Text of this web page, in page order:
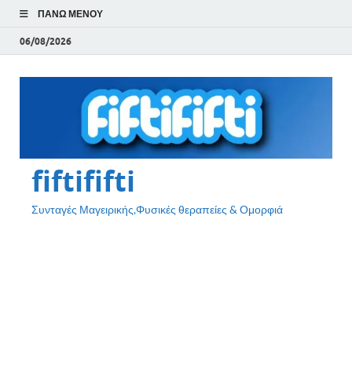
ΠΆΝΩ ΜΕΝΟΎ
06/08/2026
fiftififti
Συνταγές Μαγειρικής,Φυσικές θεραπείες & Ομορφιά